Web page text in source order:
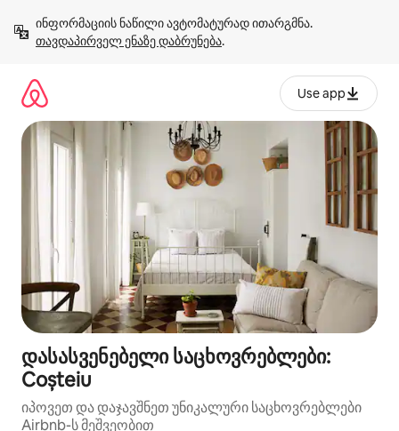
გადასვლა
თავდაპირველ ენაზე დაბრუნება.
Use app
დასასვენებელი საცხოვრებლები:
Coșteiu
იპოვეთ და დაჯავშნეთ უნიკალური საცხოვრებლები
Airbnb-ს მეშვეობით